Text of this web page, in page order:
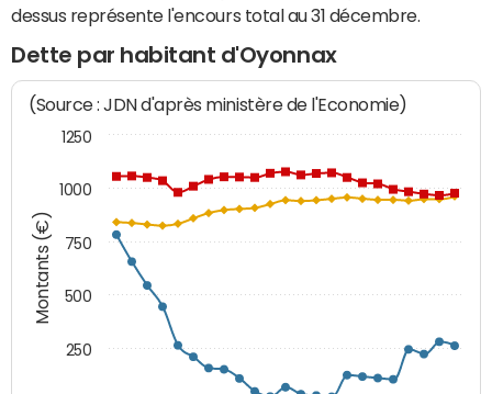
dessus représente l'encours total au 31 décembre.
Dette par habitant d'Oyonnax
Montants (€)
(Source : JDN d'après ministère de l'Economie)
250
500
750
1000
1250